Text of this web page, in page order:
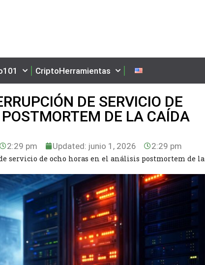
CriptoHerramientas
DE SERVICIO DE
DE LA CAÍDA
2:29 pm Updated: junio 1, 2026 2:29 pm
servicio de ocho horas en el análisis postmortem de la